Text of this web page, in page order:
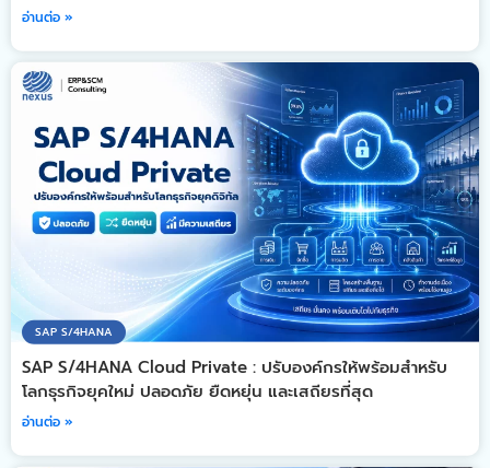
อ่านต่อ »
SAP S/4HANA
SAP S/4HANA Cloud Private : ปรับองค์กรให้พร้อมสำหรับ
โลกธุรกิจยุคใหม่ ปลอดภัย ยืดหยุ่น และเสถียรที่สุด
อ่านต่อ »